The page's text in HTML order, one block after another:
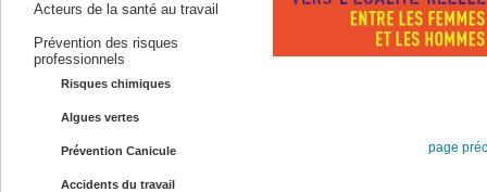
Acteurs de la santé au travail
Prévention des risques
professionnels
Risques chimiques
Algues vertes
Prévention Canicule
Accidents du travail
page